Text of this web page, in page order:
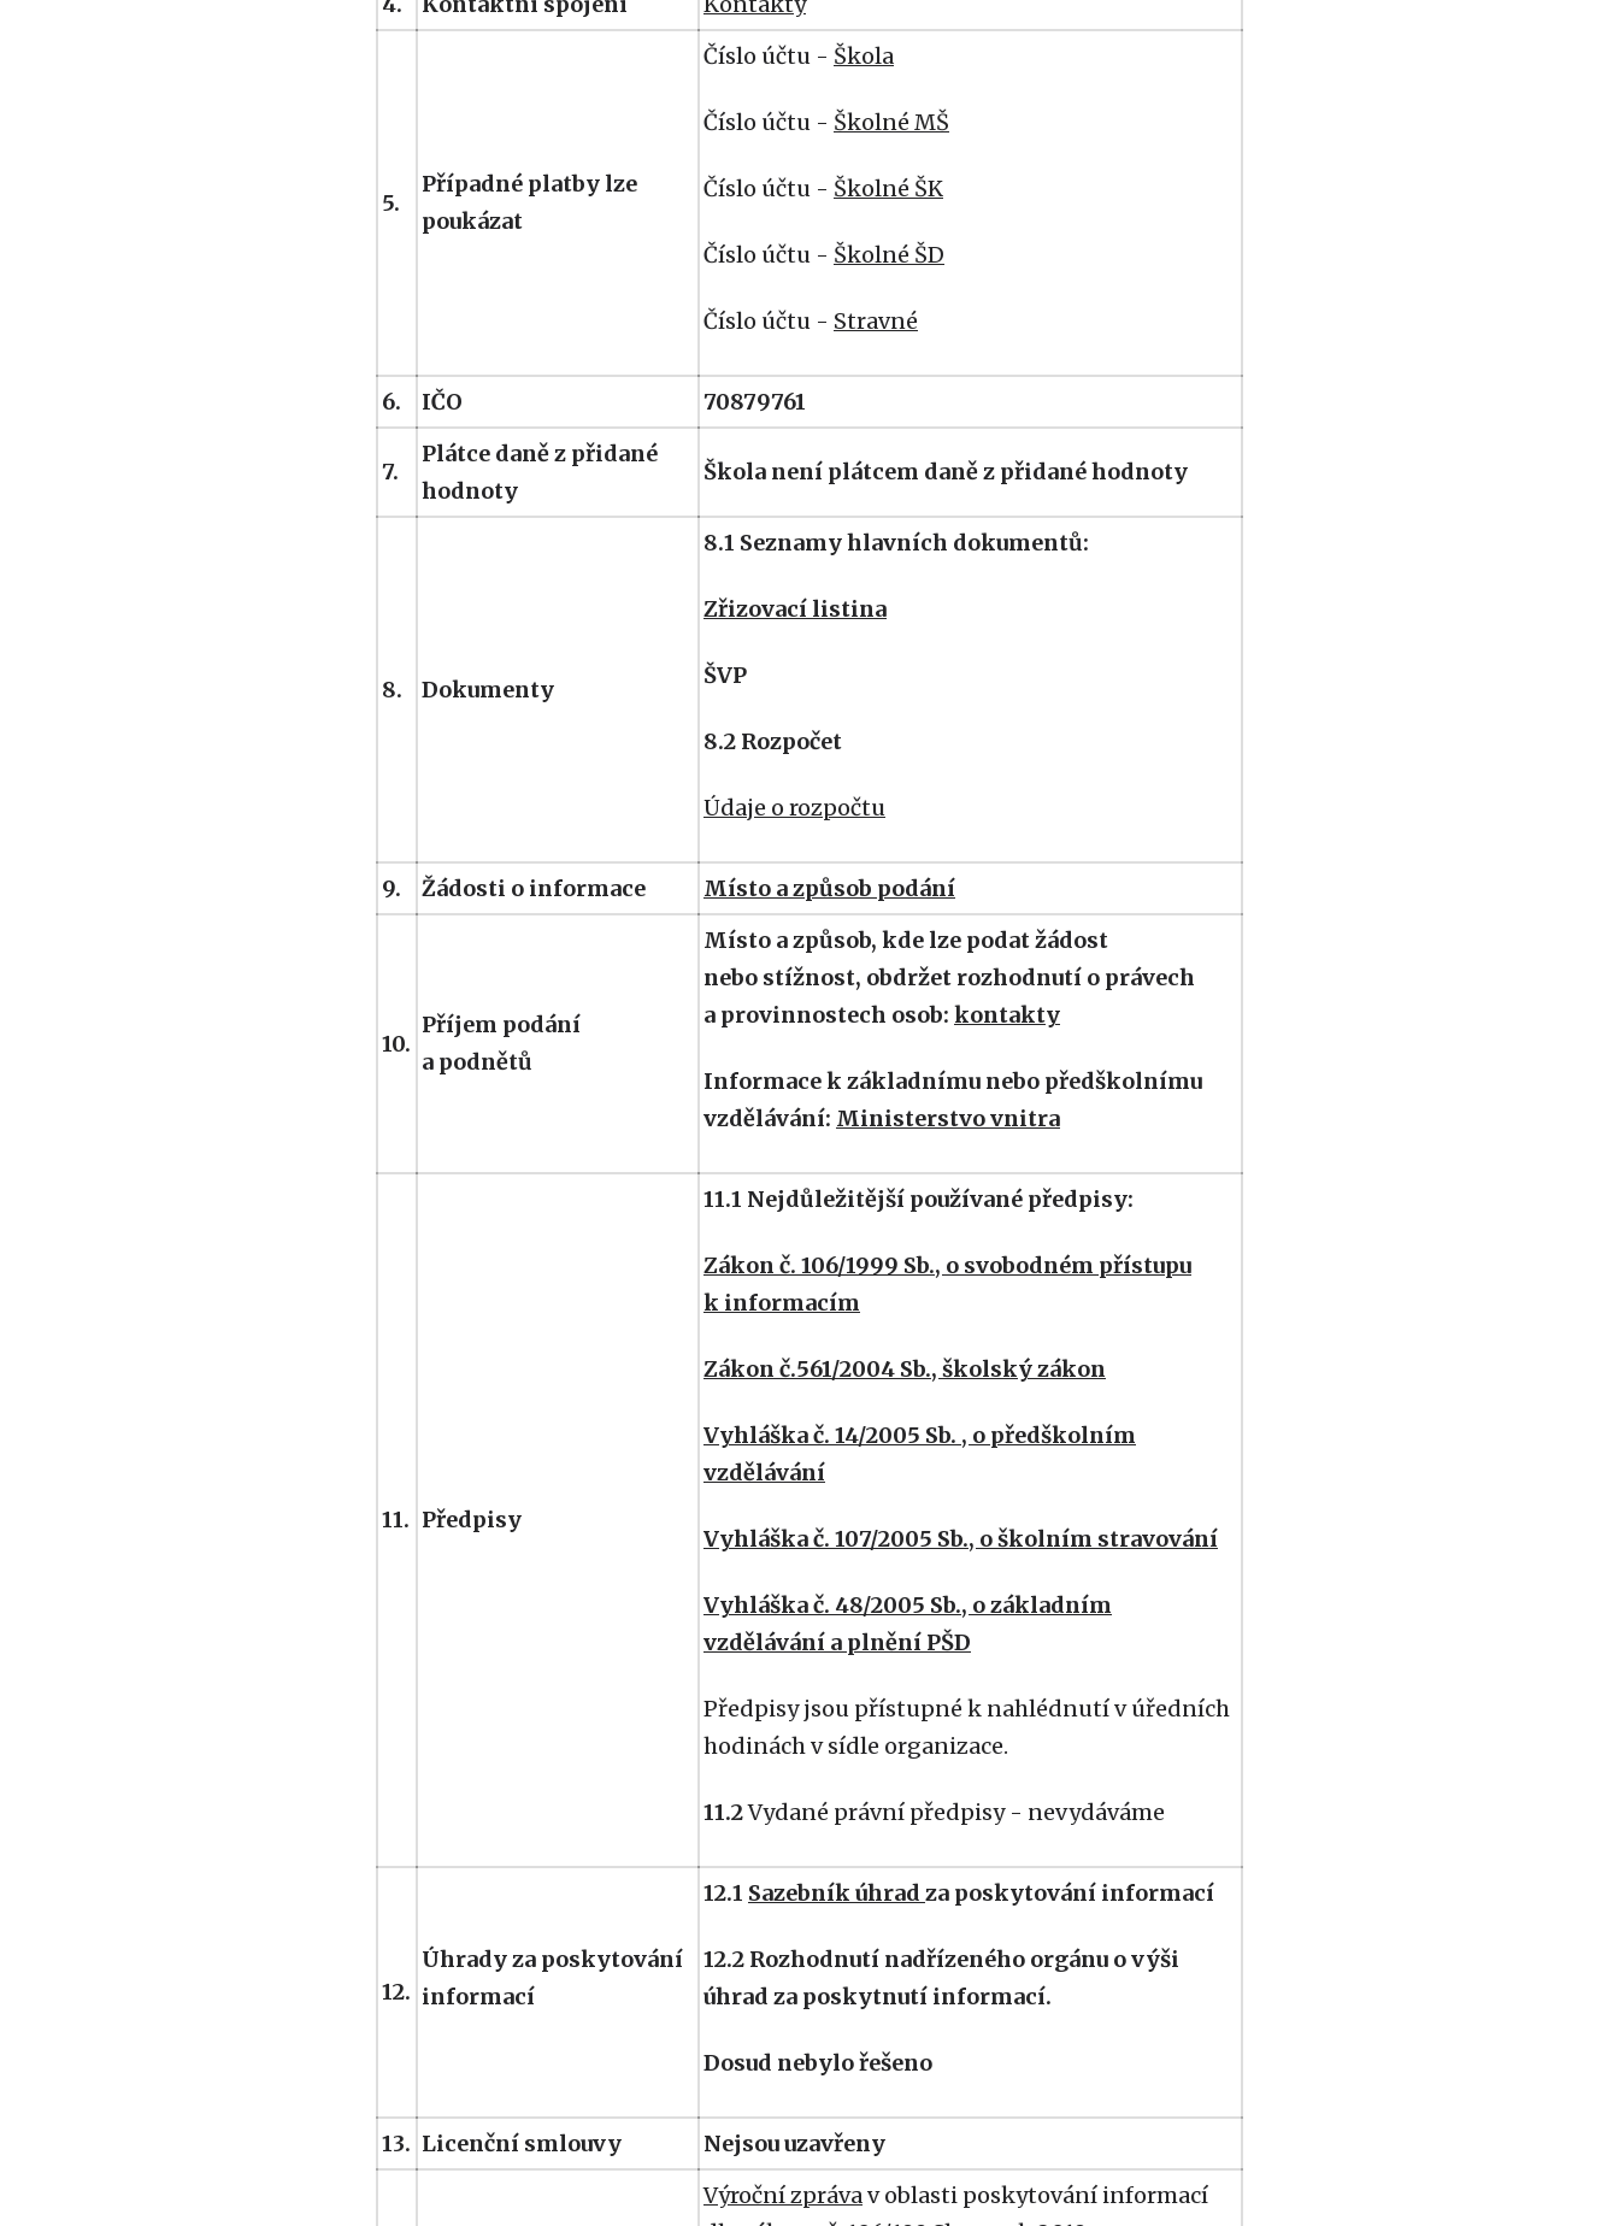
5.
Případné platby lze
poukázat
Číslo účtu - Škola
Číslo účtu - Školné MŠ
Číslo účtu - Školné ŠK
Číslo účtu - Školné ŠD
Číslo účtu - Stravné
6. IČO 70879761
7.
Plátce daně z přidané
hodnoty
Škola není plátcem daně z přidané hodnoty
8. Dokumenty
8.1 Seznamy hlavních dokumentů:
Zřizovací listina
ŠVP
8.2 Rozpočet
Údaje o rozpočtu
9. Žádosti o informace Místo a způsob podání
10.
Příjem podání
a podnětů
Místo a způsob, kde lze podat žádost
nebo stížnost, obdržet rozhodnutí o právech
a provinnostech osob: kontakty
Informace k základnímu nebo předškolnímu
vzdělávání: Ministerstvo vnitra
11. Předpisy
11.1 Nejdůležitější používané předpisy:
Zákon č. 106/1999 Sb., o svobodném přístupu
k informacím
Zákon č.561/2004 Sb., školský zákon
Vyhláška č. 14/2005 Sb. , o předškolním
vzdělávání
Vyhláška č. 107/2005 Sb., o školním stravování
Vyhláška č. 48/2005 Sb., o základním
vzdělávání a plnění PŠD
Předpisy jsou přístupné k nahlédnutí v úředních
hodinách v sídle organizace.
11.2Vydané právní předpisy - nevydáváme
12.
Úhrady za poskytování
informací
12.1 Sazebník úhrad za poskytování informací
12.2 Rozhodnutí nadřízeného orgánu o výši
úhrad za poskytnutí informací.
Dosud nebylo řešeno
13. Licenční smlouvy
Nejsou uzavřeny
Výroční zprávav oblasti poskytování informací